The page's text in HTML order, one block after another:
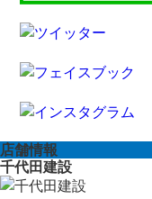
店舗情報
千代田建設